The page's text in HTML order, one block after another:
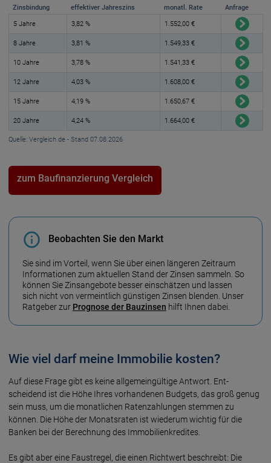
Zinsbindung effektiver Jahreszins monatl. Rate Anfrage
5 Jahre 3,82 % 1.552,00 €
8 Jahre 3,81 % 1.549,33 €
10 Jahre 3,78 % 1.541,33 €
12 Jahre 4,03 % 1.608,00 €
15 Jahre 4,19 % 1.650,67 €
20 Jahre 4,24 % 1.664,00 €
Quelle: Vergleich.de - Stand 07.08.2026
zum Baufinanzierung Vergleich
Beobachten Sie den Markt
Sie sind im Vorteil, wenn Sie über einen längeren Zeitraum
Infor­mationen zum aktuellen Stand der Zinsen sammeln. So
können Sie Zins­angebote besser ein­schätzen und lassen
sich nicht von vermeint­lich günstigen Zinsen blenden. Unser
Ratgeber zur Prognose der Bau­zinsen hilft Ihnen dabei.
Wie viel darf meine Immobilie kosten?
Auf diese Frage gibt es keine allgemein­gültige Antwort. Ent­
scheidend ist die Höhe Ihres vorhan­denen Budgets, das groß genug
sein muss, um die monat­lichen Raten­zahlungen stemmen zu
können. Die Höhe der Monats­raten ist wiederum wichtig für die
Banken bei der Berech­nung des Immo­bilien­kredites.
Es gibt aber eine Faust­regel, die einen Richt­wert beschreibt: Die